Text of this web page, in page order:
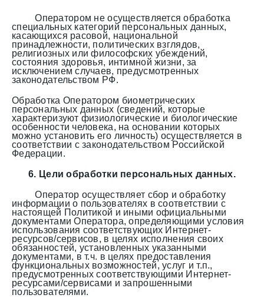
Оператором не осуществляется обработка
специальных категорий персональных данных,
касающихся расовой, национальной
принадлежности, политических взглядов,
религиозных или философских убеждений,
состояния здоровья, интимной жизни, за
исключением случаев, предусмотренных
законодательством РФ.
Обработка Оператором биометрических
персональных данных (сведений, которые
характеризуют физиологические и биологические
особенности человека, на основании которых
можно установить его личность) осуществляется в
соответствии с законодательством Российской
Федерации.
6. Цели обработки персональных данных.
Оператор осуществляет сбор и обработку
информации о пользователях в соответствии с
настоящей Политикой и иными официальными
документами Оператора, определяющими условия
использования соответствующих Интернет-
ресурсов/сервисов, в целях исполнения своих
обязанностей, установленных указанными
документами, в т.ч. в целях предоставления
функциональных возможностей, услуг и т.п.,
предусмотренных соответствующими Интернет-
ресурсами/сервисами и запрошенными
пользователями.